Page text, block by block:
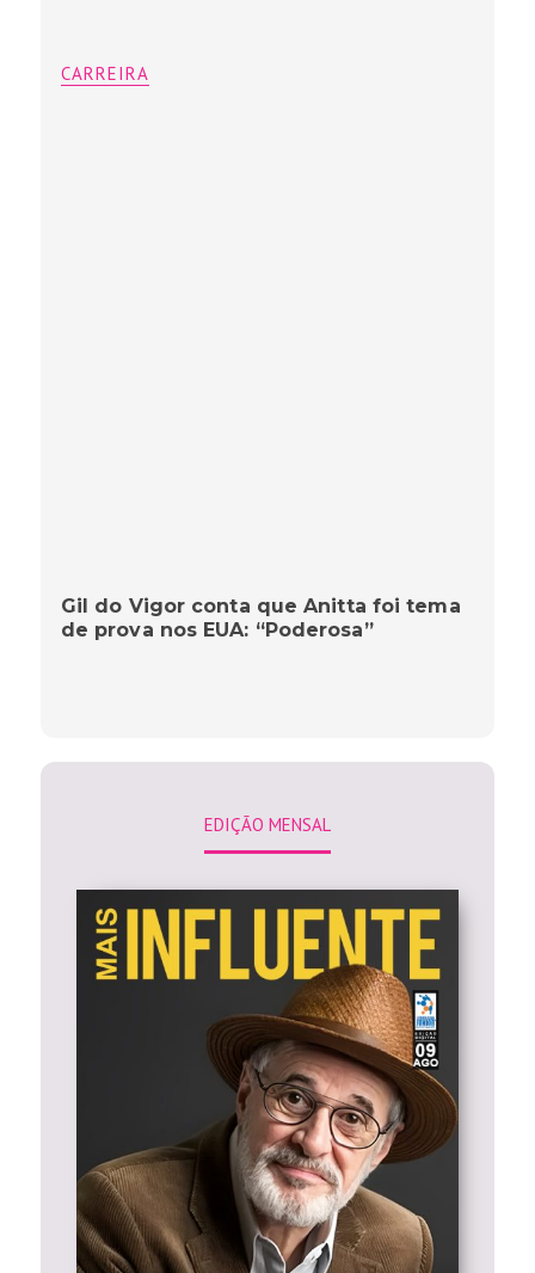
CARREIRA
Gil do Vigor conta que Anitta foi tema
de prova nos EUA: “Poderosa”
EDIÇÃO MENSAL